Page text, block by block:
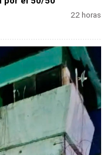
22 horas